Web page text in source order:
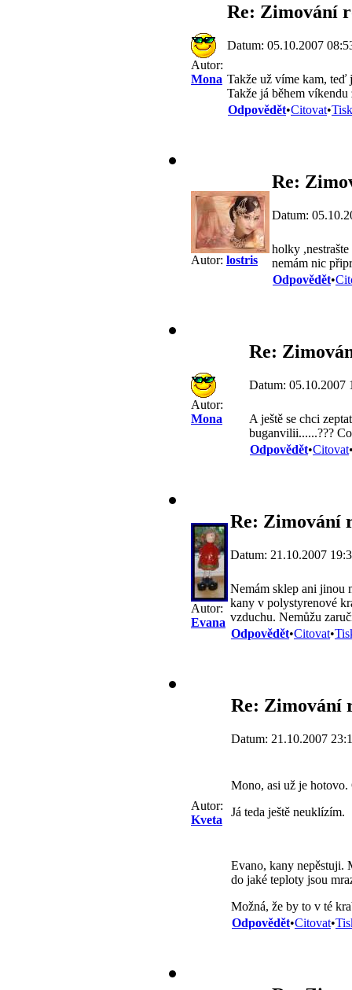
Autor:
Mona
Re: Zimování
Datum: 05.10.2007
Takže už víme kam,
Takže já během
Odpovědět•Citovat•Tisk
Autor: lostris
Re:
Datum:
holky
nemám nic
Odpovědět•
Autor:
Mona
Re:
Datum: 05.10.2007
A ještě se chci
buganvilii......???
Odpovědět•Citovat
Autor:
Evana
Re: Zimování
Datum: 21.10.2007
Nemám sklep ani jinou
kany v polystyrenové
vzduchu. Nemůžu
Odpovědět•Citovat•
Autor:
Kveta
Re: Zimování
Datum: 21.10.2007
Mono, asi už je hotovo.
Já teda ještě neuklízím.
Evano, kany nepěstuji.
do jaké teploty jsou
Možná, že by to v té
Odpovědět•Citovat•